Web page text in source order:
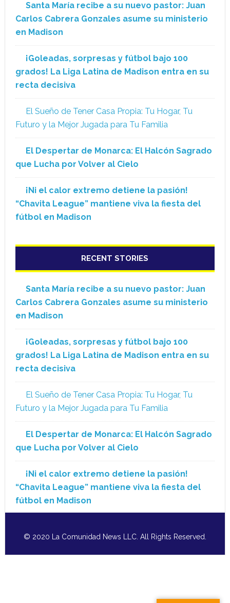
Santa María recibe a su nuevo pastor: Juan
Carlos Cabrera Gonzales asume su ministerio
en Madison
¡Goleadas, sorpresas y fútbol bajo 100
grados! La Liga Latina de Madison entra en su
recta decisiva
El Sueño de Tener Casa Propia: Tu Hogar, Tu
Futuro y la Mejor Jugada para Tu Familia
El Despertar de Monarca: El Halcón Sagrado
que Lucha por Volver al Cielo
¡Ni el calor extremo detiene la pasión!
“Chavita League” mantiene viva la fiesta del
fútbol en Madison
RECENT STORIES
Santa María recibe a su nuevo pastor: Juan
Carlos Cabrera Gonzales asume su ministerio
en Madison
¡Goleadas, sorpresas y fútbol bajo 100
grados! La Liga Latina de Madison entra en su
recta decisiva
El Sueño de Tener Casa Propia: Tu Hogar, Tu
Futuro y la Mejor Jugada para Tu Familia
El Despertar de Monarca: El Halcón Sagrado
que Lucha por Volver al Cielo
¡Ni el calor extremo detiene la pasión!
“Chavita League” mantiene viva la fiesta del
fútbol en Madison
© 2020 La Comunidad News LLC. All Rights Reserved.